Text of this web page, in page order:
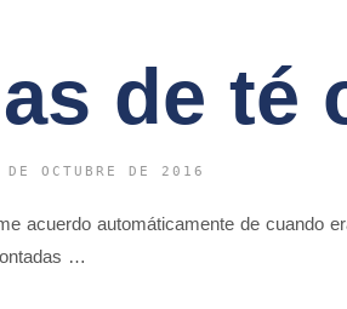
de té
OCTUBRE DE 2016
acuerdo automáticamente de cuando
…